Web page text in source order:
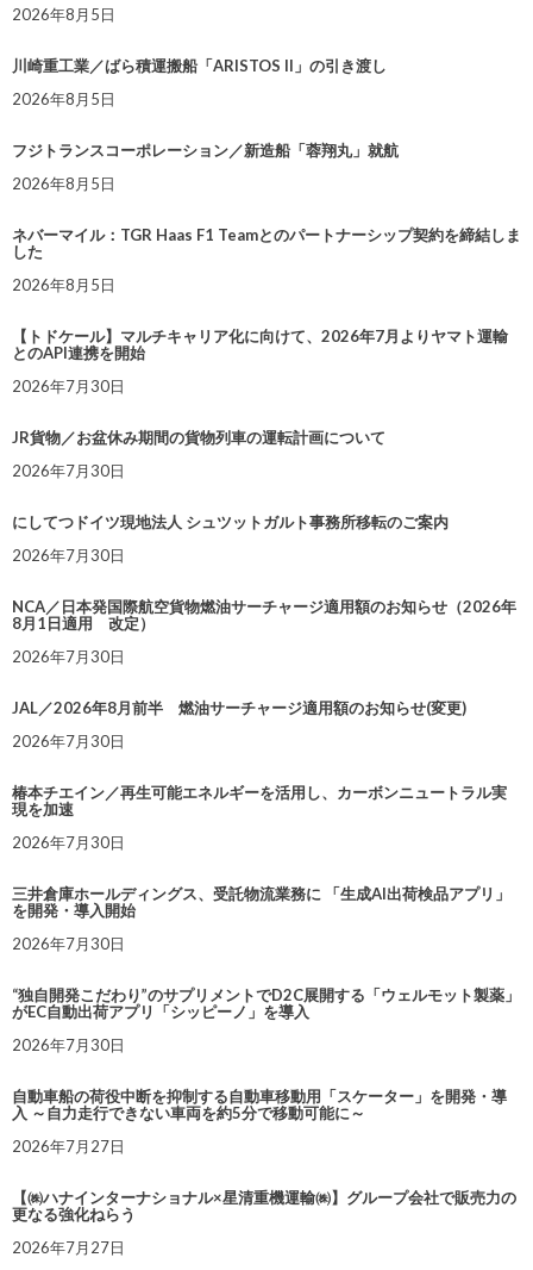
2026年8月5日
川崎重工業／ばら積運搬船「ARISTOS II」の引き渡し
2026年8月5日
フジトランスコーポレーション／新造船「蓉翔丸」就航
2026年8月5日
ネバーマイル：TGR Haas F1 Teamとのパートナーシップ契約を締結しま
した
2026年8月5日
【トドケール】マルチキャリア化に向けて、2026年7月よりヤマト運輸
とのAPI連携を開始
2026年7月30日
JR貨物／お盆休み期間の貨物列車の運転計画について
2026年7月30日
にしてつドイツ現地法人 シュツットガルト事務所移転のご案内
2026年7月30日
NCA／日本発国際航空貨物燃油サーチャージ適用額のお知らせ（2026年
8月1日適用 改定）
2026年7月30日
JAL／2026年8月前半 燃油サーチャージ適用額のお知らせ(変更)
2026年7月30日
椿本チエイン／再生可能エネルギーを活用し、カーボンニュートラル実
現を加速
2026年7月30日
三井倉庫ホールディングス、受託物流業務に 「生成AI出荷検品アプリ」
を開発・導入開始
2026年7月30日
“独自開発こだわり”のサプリメントでD2C展開する「ウェルモット製薬」
がEC自動出荷アプリ「シッピーノ」を導入
2026年7月30日
自動車船の荷役中断を抑制する自動車移動用「スケーター」を開発・導
入 ～自力走行できない車両を約5分で移動可能に～
2026年7月27日
【㈱ハナインターナショナル×星清重機運輸㈱】グループ会社で販売力の
更なる強化ねらう
2026年7月27日